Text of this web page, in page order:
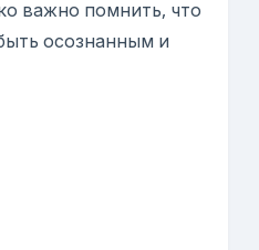
важно помнить, что
осознанным и